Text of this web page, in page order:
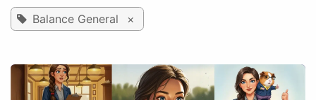
Balance General ×